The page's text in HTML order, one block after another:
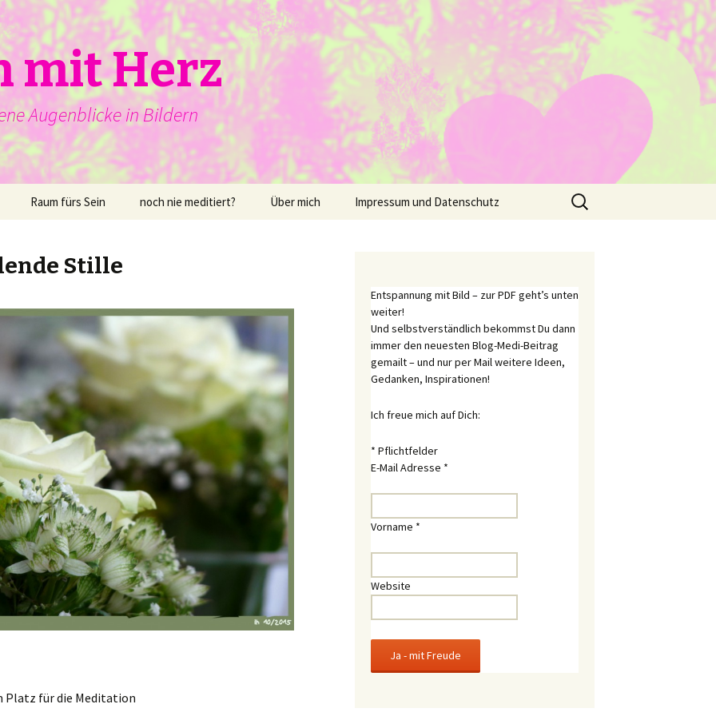
mit Herz
Augenblicke in Bildern
Raum fürs Sein noch nie meditiert? Über mich Impressum und Datenschutz
Suche
nach:
Stille
Platz für die Meditation
Entspannung mit Bild – zur PDF geht’s unten
weiter!
Und selbstverständlich bekommst Du dann
immer den neuesten Blog-Medi-Beitrag
gemailt – und nur per Mail weitere Ideen,
Gedanken, Inspirationen!
Ich freue mich auf Dich:
* Pflichtfelder
E-Mail Adresse *
Vorname *
Website